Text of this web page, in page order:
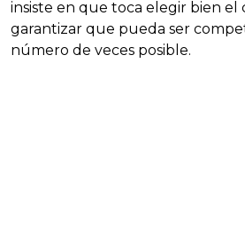
insiste en que toca elegir bien el
garantizar que pueda ser
número de veces posible.